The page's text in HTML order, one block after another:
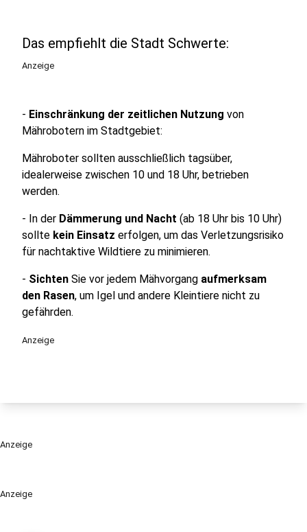
Anzeige
Das empfiehlt die Stadt Schwerte:
Anzeige
- Einschränkung der zeitlichen Nutzung von
Mährobotern im Stadtgebiet:
Mähroboter sollten ausschließlich tagsüber,
idealerweise zwischen 10 und 18 Uhr, betrieben
werden.
- In der Dämmerung und Nacht (ab 18 Uhr bis 10 Uhr)
sollte kein Einsatz erfolgen, um das Verletzungsrisiko
für nachtaktive Wildtiere zu minimieren.
- Sichten Sie vor jedem Mähvorgang aufmerksam
den Rasen, um Igel und andere Kleintiere nicht zu
gefährden.
Anzeige
Anzeige